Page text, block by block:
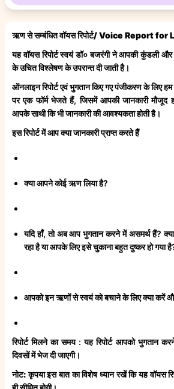
ऋण से सम्बंधित वॉयस रिपोर्ट/ Voice Report
यह वॉयस रिपोर्ट स्वयं डॉ० बजरंगी ने आपकी कुंडली और
के उचित विश्लेषण के उपरान्त दी जाती है।
ऑनलाइन रिपोर्ट एवं भुगतान किए गए पंजीकरण के लिएहम
पर एक फॉर्म भेजते हैं, जिसमें आपकी जानकारी मौजूद
आपके साथी कि भी जानकारी की आवश्यकता होती है।
इस रिपोर्ट में आप क्या जानकारी प्राप्त करते हैं
क्या आपने कोई ऋण लिया है?
यदि हाँ, तो अब आप भुगतान करने में असमर्थ हैं?
रहा है या आपके लिए इसे चुकाना बहुत दुष्कर हो गया
आपको इन ऋणों से स्वयं को बचाने के लिए क्या करें
रिपोर्ट मिलने का समय : यह रिपोर्ट आपको भुगतान
दिवसों में भेज दी जाएगी।
नोट:कृपया इस बात का विशेष ध्यान रखें कि यह वॉयस